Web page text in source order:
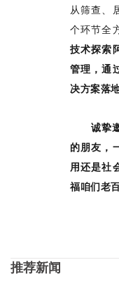
从筛查、
个环节全
技术探索
管理，通
决方案落地
诚挚
的朋友，
用还是社
福咱们老
推荐新闻